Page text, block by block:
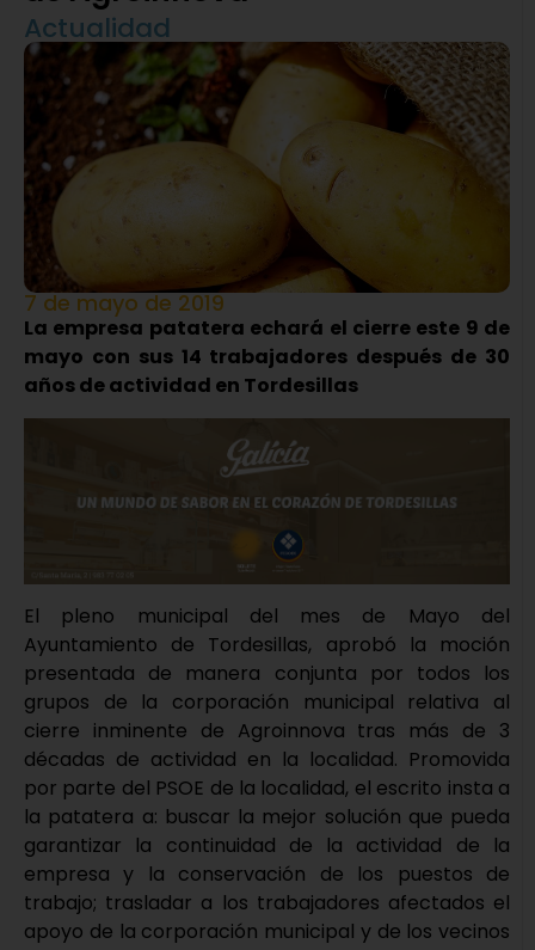
Actualidad
7 de mayo de 2019
La empresa patatera echará el cierre este 9 de
mayo con sus 14 trabajadores después de 30
años de actividad en Tordesillas
El pleno municipal del mes de Mayo del
Ayuntamiento de Tordesillas, aprobó la moción
presentada de manera conjunta por todos los
grupos de la corporación municipal relativa al
cierre inminente de Agroinnova tras más de 3
décadas de actividad en la localidad. Promovida
por parte del PSOE de la localidad, el escrito insta a
la patatera a: buscar la mejor solución que pueda
garantizar la continuidad de la actividad de la
empresa y la conservación de los puestos de
trabajo; trasladar a los trabajadores afectados el
apoyo de la corporación municipal y de los vecinos